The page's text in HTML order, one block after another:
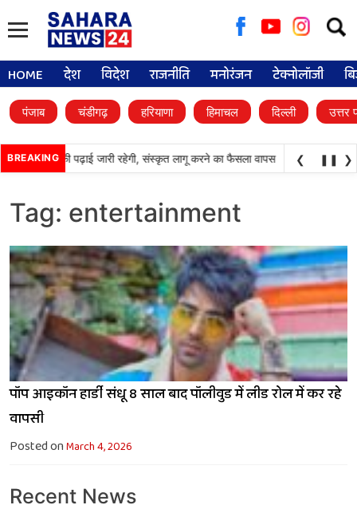
for:
HOME देश विदेश राजनीति मनोरंजन टेक्नोलॉजी
पंजाब चंडीगढ़ हरियाणा हिमाचल दिल्ली उत्तर
BREAKING
में पंजाबी की पढ़ाई जारी रहेगी, संस्कृत लागू करने का फैसला वापस श्री गुरु
❮ ❚❚ ❯
Tag: entertainment
पॉप आइकॉन हार्डी संधू 8 साल बाद पॉलीवुड में लीड रोल में कर रहे
वापसी
Posted onMarch 4, 2026
Recent News